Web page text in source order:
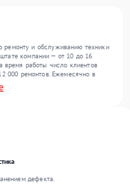
ремонту и обслуживанию техники
компании — от 10 до 16
время работы число клиентов
000 ремонтов. Ежемесячно в
, , . Мы выполняем ремонт
результат благодаря опыту
дефекта.